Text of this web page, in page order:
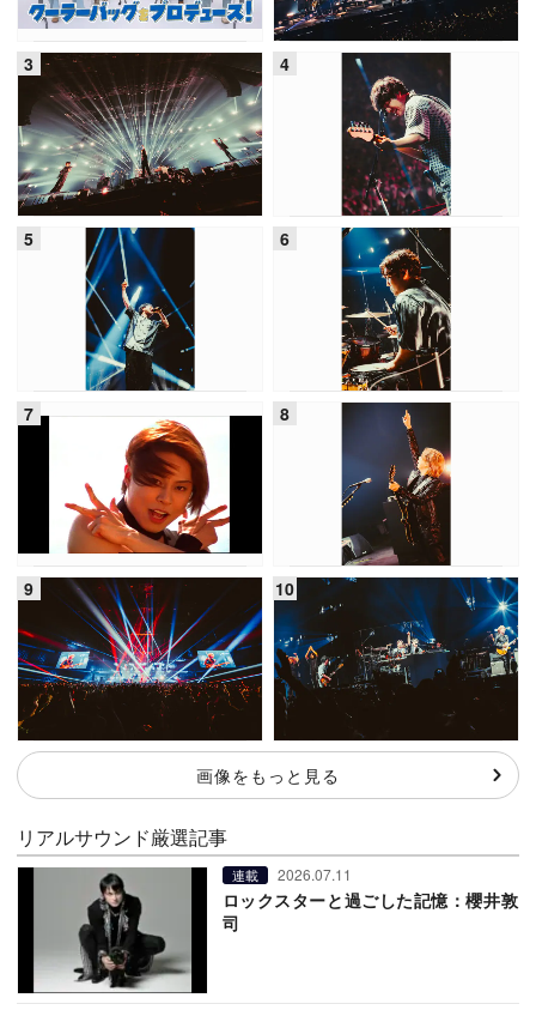
画像をもっと見る
リアルサウンド厳選記事
連載 2026.07.11
ロックスターと過ごした記憶：櫻井敦
司